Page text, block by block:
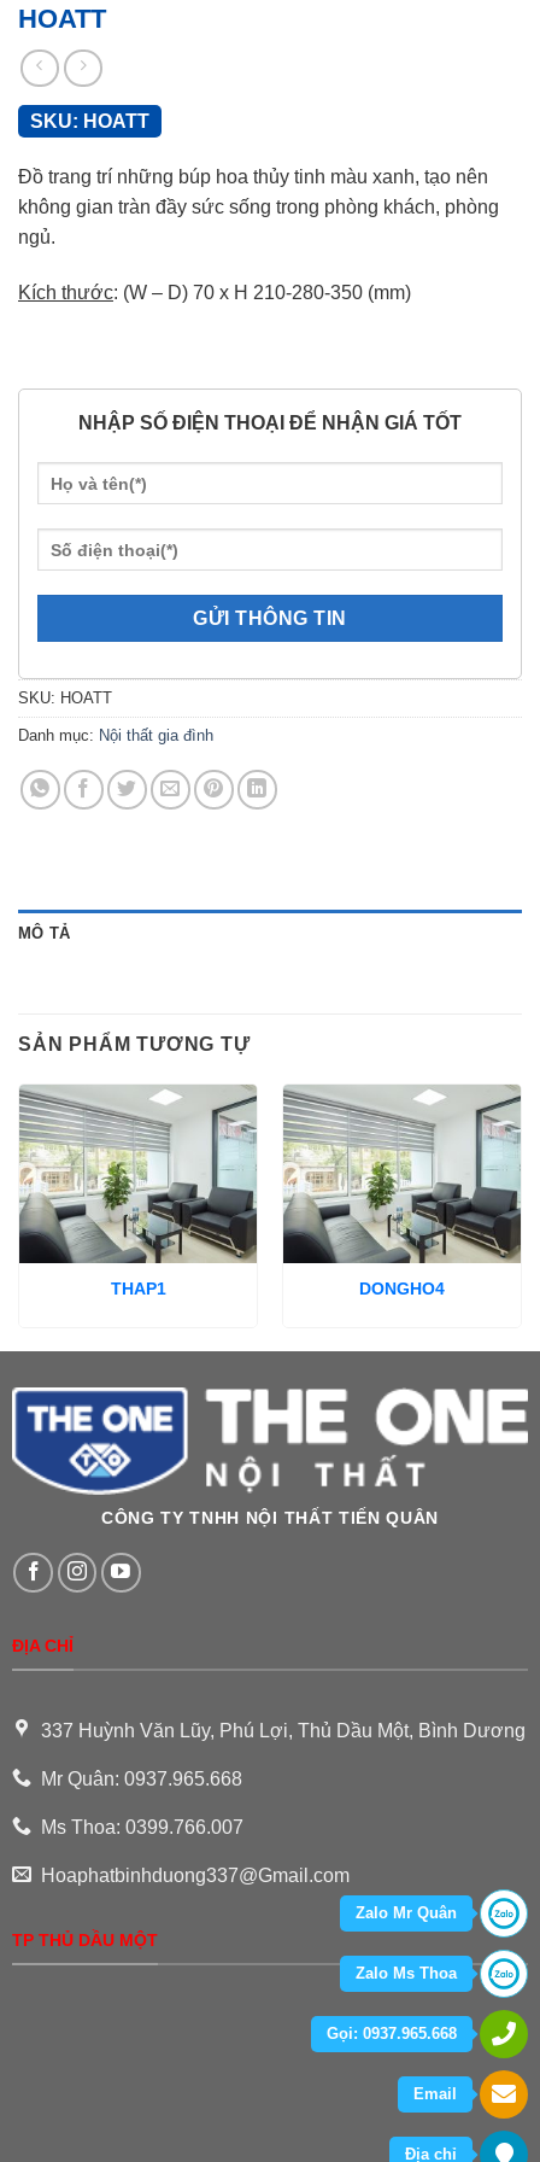
HOATT
SKU: HOATT
Đồ trang trí những búp hoa thủy tinh màu xanh, tạo nên
không gian tràn đầy sức sống trong phòng khách, phòng
ngủ.
Kích thước: (W – D) 70 x H 210-280-350 (mm)
NHẬP SỐ ĐIỆN THOẠI ĐỂ NHẬN GIÁ TỐT
SKU: HOATT
Danh mục: Nội thất gia đình
MÔ TẢ
SẢN PHẨM TƯƠNG TỰ
THAP1 DONGHO4
CÔNG TY TNHH NỘI THẤT TIẾN QUÂN
ĐỊA CHỈ
337 Huỳnh Văn Lũy, Phú Lợi, Thủ Dầu Một, Bình Dương
Mr Quân: 0937.965.668
Ms Thoa: 0399.766.007
Hoaphatbinhduong337@Gmail.com
TP THỦ DẦU MỘT
Zalo Mr Quân
Zalo Ms Thoa
Gọi: 0937.965.668
Email
Địa chỉ